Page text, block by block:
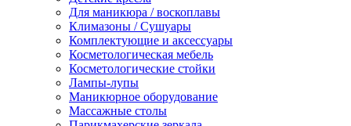
Для маникюра / воскоплавы
Климазоны / Сушуары
Комплектующие и аксессуары
Косметологическая мебель
Косметологические стойки
Лампы-лупы
Маникюрное оборудование
Массажные столы